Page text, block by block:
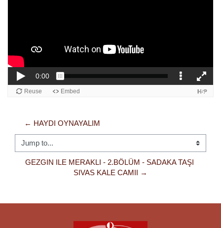
← HAYDI OYNAYALIM
Jump to...
GEZGIN ILE MERAKLI - 2.BÖLÜM - SADAKA TAŞI
SIVAS KALE CAMII →